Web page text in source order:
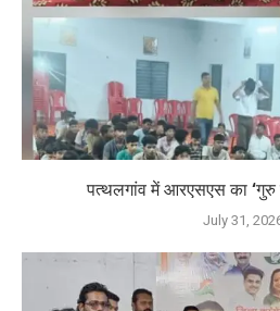
पत्थलगांव में आरएसएस का ‘गुरु
July 31,